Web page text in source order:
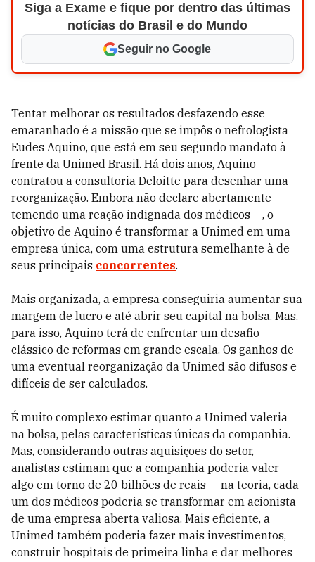
Siga a Exame e fique por dentro das últimas
notícias do Brasil e do Mundo
Seguir no Google
Tentar melhorar os resultados desfazendo esse
emaranhado é a missão que se impôs o nefrologista
Eudes Aquino, que está em seu segundo mandato à
frente da Unimed Brasil. Há dois anos, Aquino
contratou a consultoria Deloitte para desenhar uma
reorganização. Embora não declare abertamente —
temendo uma reação indignada dos médicos —, o
objetivo de Aquino é transformar a Unimed em uma
empresa única, com uma estrutura semelhante à de
seus principais concorrentes.
Mais organizada, a empresa conseguiria aumentar sua
margem de lucro e até abrir seu capital na bolsa. Mas,
para isso, Aquino terá de enfrentar um desafio
clássico de reformas em grande escala. Os ganhos de
uma eventual reorganização da Unimed são difusos e
difíceis de ser calculados.
É muito complexo estimar quanto a Unimed valeria
na bolsa, pelas características únicas da companhia.
Mas, considerando outras aquisições do setor,
analistas estimam que a companhia poderia valer
algo em torno de 20 bilhões de reais — na teoria, cada
um dos médicos poderia se transformar em acionista
de uma empresa aberta valiosa. Mais eficiente, a
Unimed também poderia fazer mais investimentos,
construir hospitais de primeira linha e dar melhores